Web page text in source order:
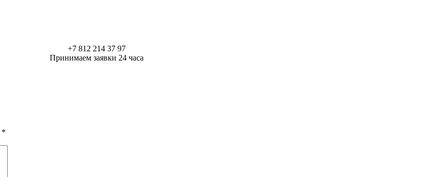
+7 812 214 37 97
Принимаем заявки 24 часа
*